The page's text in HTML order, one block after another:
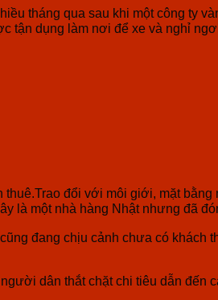
tháng qua sau khi một công ty
tận dụng làm nơi để xe và nghỉ
đổi với môi giới, mặt bằng
là một nhà hàng Nhật nhưng đã
đang chịu cảnh chưa có khách
dân thắt chặt chi tiêu dẫn đến